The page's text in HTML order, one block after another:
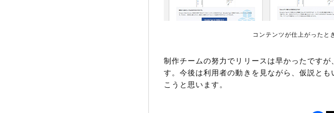
コンテンツが仕上がったと
制作チームの努力でリリースは早かったです
す。今後は利用者の動きを見ながら、仮説と
こうと思います。